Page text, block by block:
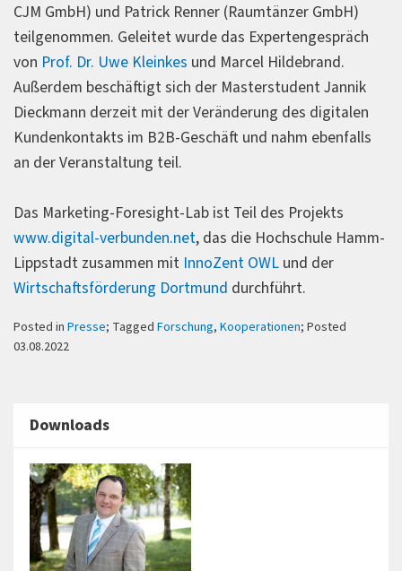
CJM GmbH) und Patrick Renner (Raumtänzer GmbH)
teilgenommen. Geleitet wurde das Expertengespräch
von Prof. Dr. Uwe Kleinkes und Marcel Hildebrand.
Außerdem beschäftigt sich der Masterstudent Jannik
Dieckmann derzeit mit der Veränderung des digitalen
Kundenkontakts im B2B-Geschäft und nahm ebenfalls
an der Veranstaltung teil.
Das Marketing-Foresight-Lab ist Teil des Projekts
www.digital-verbunden.net, das die Hochschule Hamm-
Lippstadt zusammen mit InnoZent OWL und der
Wirtschaftsförderung Dortmund durchführt.
Posted in Presse; Tagged Forschung, Kooperationen; Posted
03.08.2022
Downloads